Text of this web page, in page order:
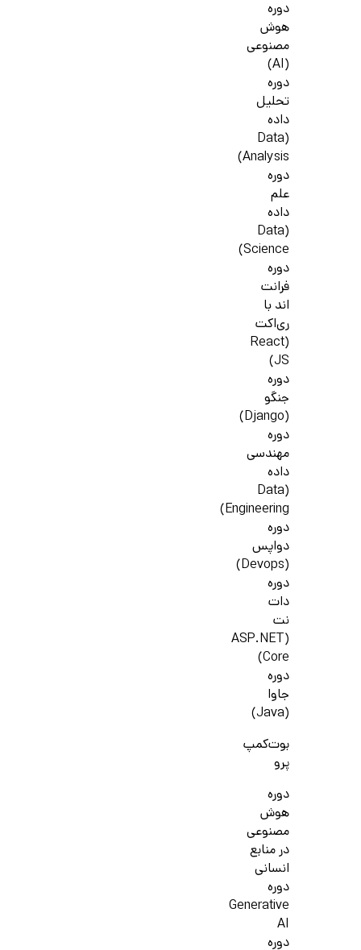
دوره
هوش
مصنوعی
(AI)
دوره
تحلیل
داده
(Data
Analysis)
دوره
علم
داده
(Data
Science)
دوره
فرانت
اند با
ری‌اکت
(React
JS)
دوره
جنگو
(Django)
دوره
مهندسی
داده
(Data
Engineering)
دوره
دواپس
(Devops)
دوره
دات
نت
(ASP.NET
Core)
دوره
جاوا
(Java)
بوت‌کمپ
پرو
دوره
هوش
مصنوعی
در منابع
انسانی
دوره
Generative
AI
دوره